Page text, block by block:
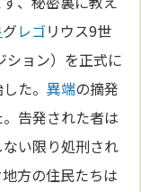
グレゴリウス9世
ション）を正式に
た。異端の摘発
告発された者は
い限り処刑され
方の住民たちは